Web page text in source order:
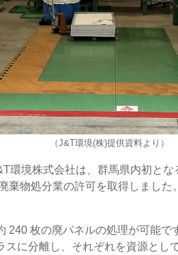
（J&T環境(株)提供資料より）
環境株式会社は、群馬県内初と
棄物処分業の許可を取得しました。
枚の廃パネルの処理が可能
に分離し、それぞれを資源とし